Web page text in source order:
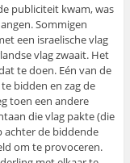
publiciteit kwam, was
Sommigen
een israelische vlag
vlag zwaait. Het
te doen. Eén van de
bidden en zag de
toen een andere
die vlag pakte (die
achter de biddende
om te provoceren.